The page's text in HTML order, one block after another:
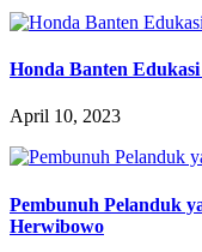
Honda Banten
April 10, 2023
Pembunuh Pelanduk
Herwibowo